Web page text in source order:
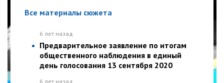
Все материалы сюжета
6 лет назад
Предварительное заявление по итогам
общественного наблюдения в единый
день голосования 13 сентября 2020
6 лет назад